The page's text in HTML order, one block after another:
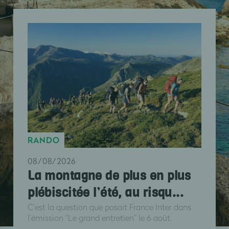
RANDO
08/08/2026
La montagne de plus en plus
plébiscitée l’été, au risqu...
C’est la question que posait France Inter dans
l’émission “Le grand entretien” le 6 août.